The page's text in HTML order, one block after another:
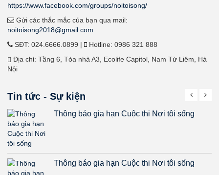
https://www.facebook.com/groups/noitoisong/
Gửi các thắc mắc của bạn qua mail:
noitoisong2018@gmail.com
SĐT: 024.6666.0899 |
Hotline: 0986 321 888
Địa chỉ: Tầng 6, Tòa nhà A3, Ecolife Capitol, Nam Từ Liêm, Hà
Nội
Tin tức - Sự kiện
Thông báo gia hạn Cuộc thi Nơi tôi sống
Thông báo gia hạn Cuộc thi Nơi tôi sống